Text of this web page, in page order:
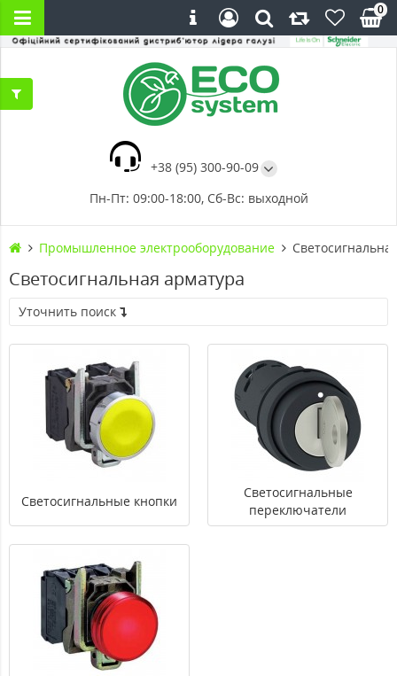
+38 (95) 300-90-09
Пн-Пт: 09:00-18:00, Сб-Вс: выходной
0
Промышленное электрооборудование
Светосигнальная арматура
Уточнить поиск
Светосигнальные кнопки
Светосигнальные
переключатели